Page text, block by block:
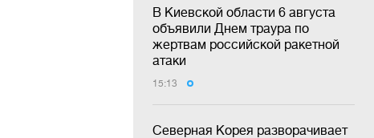
В Киевской области 6 августа
объявили Днем траура по
жертвам российской ракетной
атаки
15:13
Северная Корея разворачивает